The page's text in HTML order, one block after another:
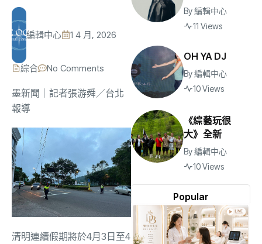
編輯中心 1 4 月, 2026
綜合 No Comments
墨新聞 ｜記者張游舜／台北
報導
清明連續假期將於4月3日至4
Popular
By編輯中心
11 Views
OH YA DJ
By編輯中心
10 Views
《綜藝玩很
大》全新
By編輯中心
10 Views